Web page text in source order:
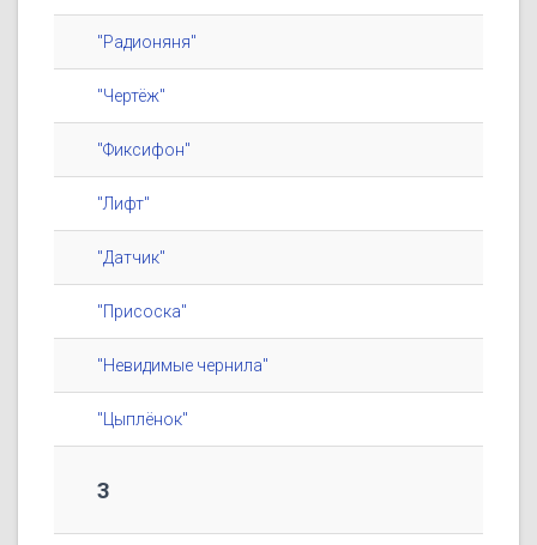
"Радионяня"
"Чертёж"
"Фиксифон"
"Лифт"
"Датчик"
"Присоска"
"Невидимые чернила"
"Цыплёнок"
3